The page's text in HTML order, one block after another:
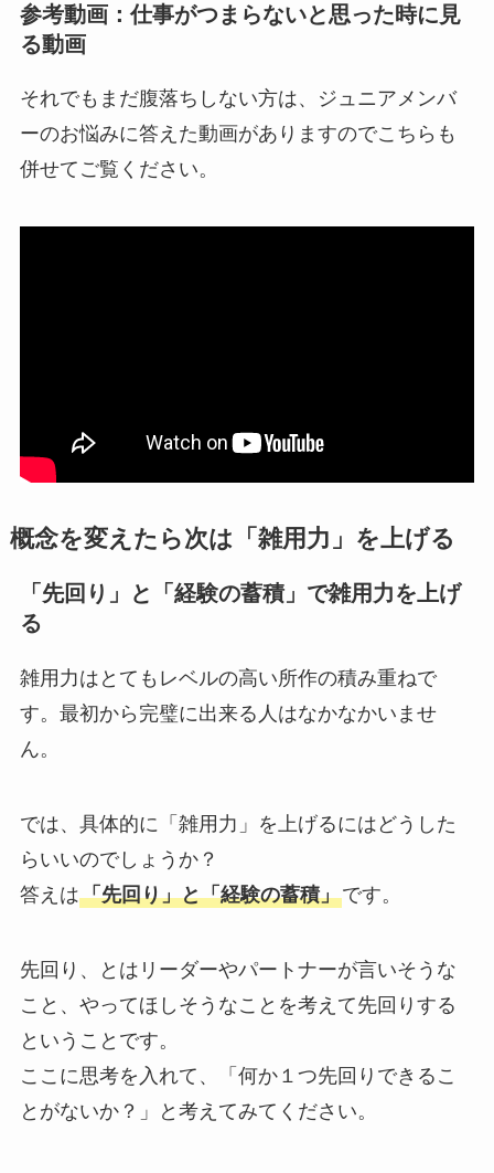
参考動画：仕事がつまらないと思った時に見
る動画
それでもまだ腹落ちしない方は、ジュニアメンバ
ーのお悩みに答えた動画がありますのでこちらも
併せてご覧ください。
概念を変えたら次は「雑用力」を上げる
「先回り」と「経験の蓄積」で雑用力を上げ
る
雑用力はとてもレベルの高い所作の積み重ねで
す。最初から完璧に出来る人はなかなかいませ
ん。
では、具体的に「雑用力」を上げるにはどうした
らいいのでしょうか？
答えは「先回り」と「経験の蓄積」です。
先回り、とはリーダーやパートナーが言いそうな
こと、やってほしそうなことを考えて先回りする
ということです。
ここに思考を入れて、「何か１つ先回りできるこ
とがないか？」と考えてみてください。